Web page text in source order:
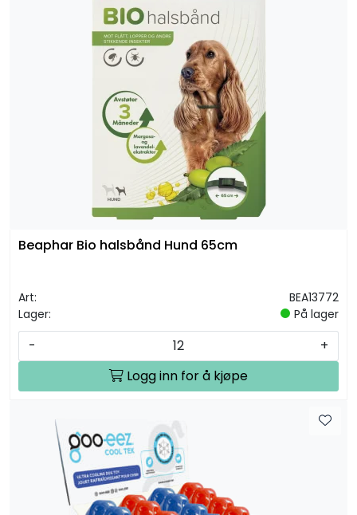
Beaphar Bio halsbånd Hund 65cm
Art:
BEA13772
Lager:
På lager
-
+
Logg inn for å kjøpe